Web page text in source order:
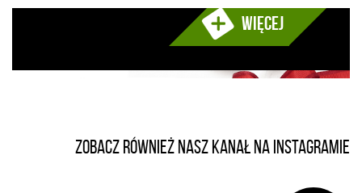
Więcej
Zobacz również nasz kanał na instagramie